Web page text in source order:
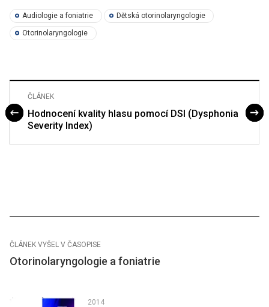
Audiologie a foniatrie Dětská otorinolaryngologie
Otorinolaryngologie
ČLÁNEK
Hodnocení kvality hlasu pomocí DSI (Dysphonia
Severity Index)
ČLÁNEK VYŠEL V ČASOPISE
Otorinolaryngologie a foniatrie
2014